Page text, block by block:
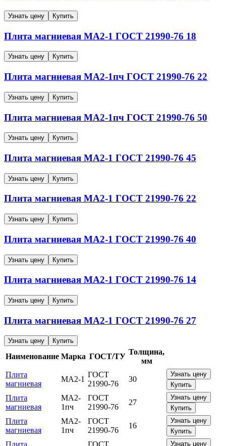
Узнать цену Купить
Плита магниевая МА2-1 ГОСТ 21990-76 18
Узнать цену Купить
Плита магниевая МА2-1пч ГОСТ 21990-76 22
Узнать цену Купить
Плита магниевая МА2-1пч ГОСТ 21990-76 50
Узнать цену Купить
Плита магниевая МА2-1 ГОСТ 21990-76 45
Узнать цену Купить
Плита магниевая МА2-1 ГОСТ 21990-76 22
Узнать цену Купить
Плита магниевая МА2-1 ГОСТ 21990-76 40
Узнать цену Купить
Плита магниевая МА2-1 ГОСТ 21990-76 14
Узнать цену Купить
Плита магниевая МА2-1 ГОСТ 21990-76 27
Узнать цену Купить
Наименование Марка ГОСТ/ТУ
Толщина,
мм
Плита
магниевая
МА2-1
ГОСТ
21990-76
30
Узнать цену
Купить
Плита
магниевая
МА2-
1пч
ГОСТ
21990-76
27
Узнать цену
Купить
Плита
магниевая
МА2-
1пч
ГОСТ
21990-76
16
Узнать цену
Купить
Узнать цену